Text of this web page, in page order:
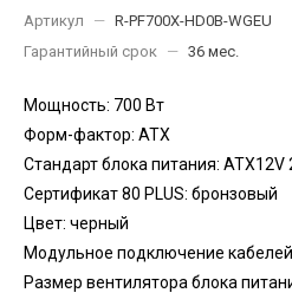
Артикул
— R-PF700X-HD0B-WGEU
Гарантийный срок
— 36 мес.
Мощность: 700 Вт
Форм-фактор: ATX
Стандарт блока питания: ATX12V
Сертификат 80 PLUS: бронзовый
Цвет: черный
Модульное подключение
Размер вентилятора блока